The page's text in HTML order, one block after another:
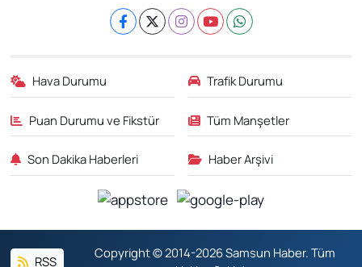
Hava Durumu Trafik Durumu
Puan Durumu ve Fikstür Tüm Manşetler
Son Dakika Haberleri Haber Arşivi
RSS
Copyright © 2014-2026 Samsun Haber. Tüm